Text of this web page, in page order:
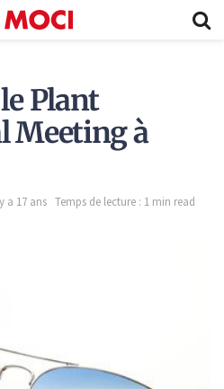
Plant
Meeting à
a 17 ans Temps de lecture : 1 min read